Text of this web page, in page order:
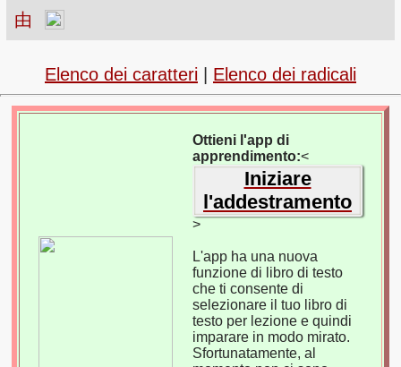
由
Elenco dei caratteri Elenco dei radicali
Ottieni l'app di
apprendimento:<
Iniziare
l'addestramento
>
L'app ha una nuova
funzione di libro di testo
che ti consente di
selezionare il tuo libro di
testo per lezione e quindi
imparare in modo mirato.
Sfortunatamente, al